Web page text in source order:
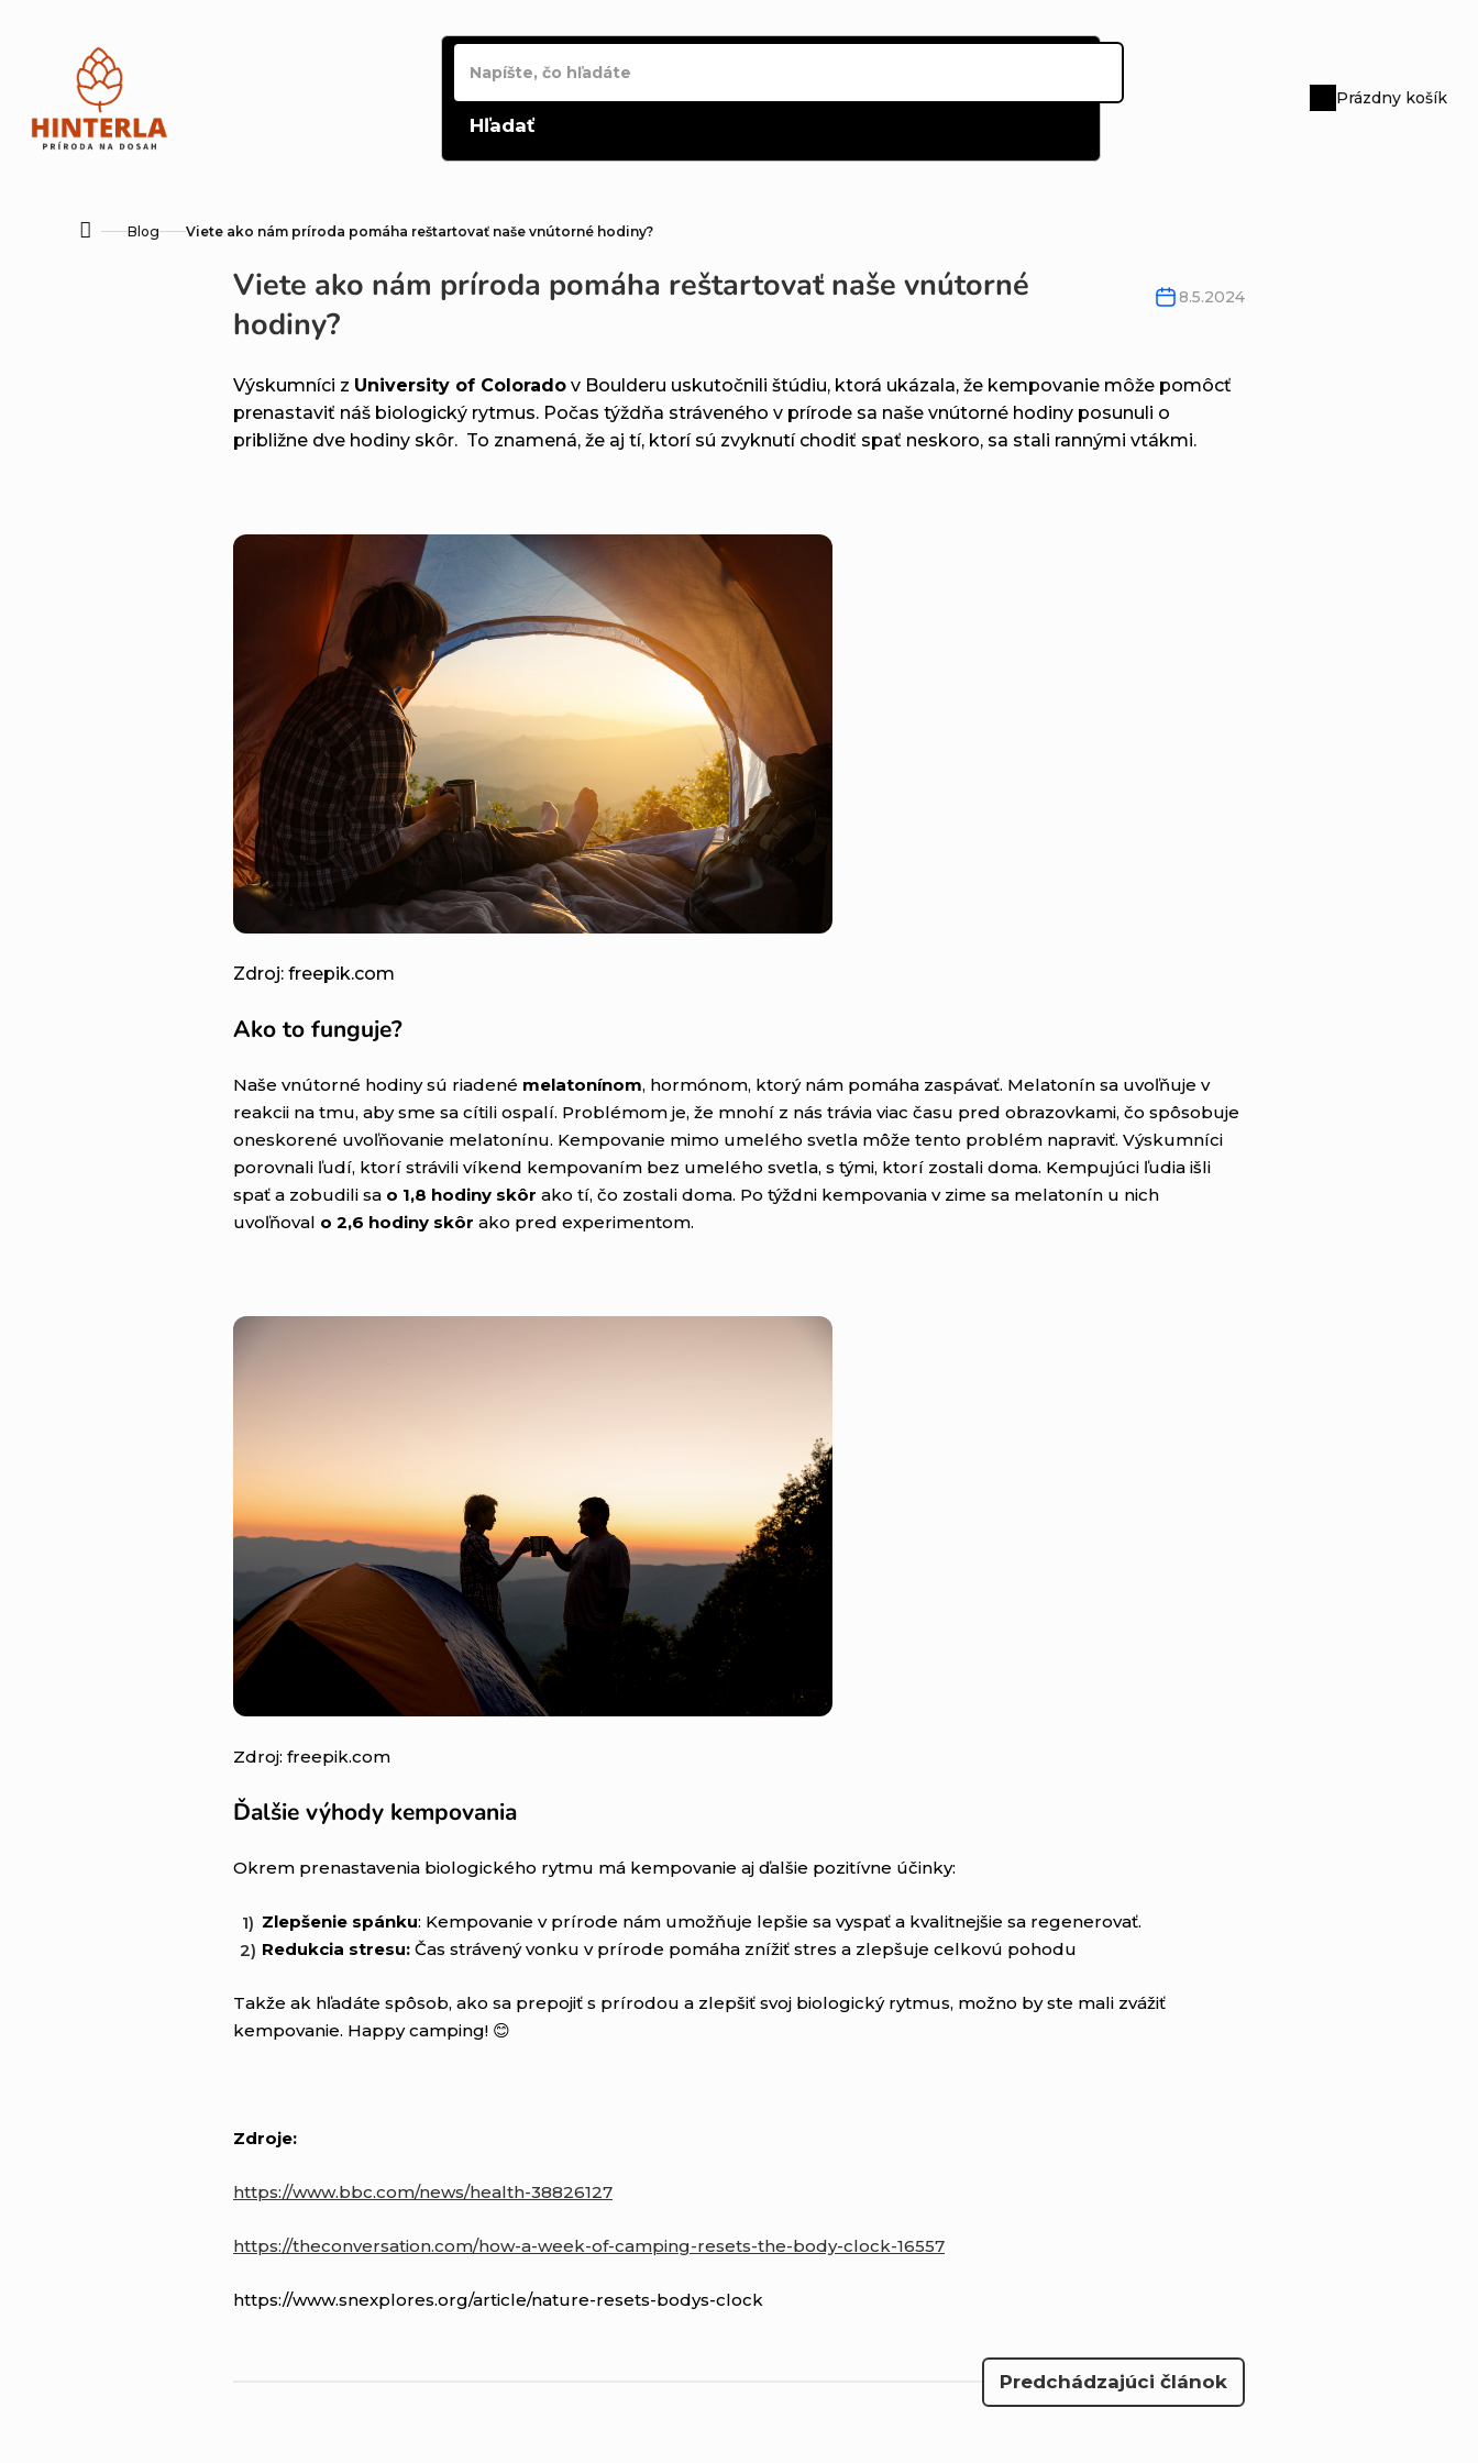
Hľadať
Nákupný
Prázdny košík
Domov
Blog Viete ako nám príroda pomáha reštartovať naše vnútorné hodiny?
Viete ako nám príroda pomáha reštartovať naše vnútorné
hodiny?
8.5.2024
Výskumníci z University of Colorado v Boulderu uskutočnili štúdiu, ktorá ukázala, že kempovanie môže pomôcť
prenastaviť náš biologický rytmus. Počas týždňa stráveného v prírode sa naše vnútorné hodiny posunuli o
približne dve hodiny skôr. To znamená, že aj tí, ktorí sú zvyknutí chodiť spať neskoro, sa stali rannými vtákmi.
Zdroj: freepik.com
Ako to funguje?
Naše vnútorné hodiny sú riadené melatonínom, hormónom, ktorý nám pomáha zaspávať. Melatonín sa uvoľňuje v
reakcii na tmu, aby sme sa cítili ospalí. Problémom je, že mnohí z nás trávia viac času pred obrazovkami, čo spôsobuje
oneskorené uvoľňovanie melatonínu. Kempovanie mimo umelého svetla môže tento problém napraviť. Výskumníci
porovnali ľudí, ktorí strávili víkend kempovaním bez umelého svetla, s tými, ktorí zostali doma. Kempujúci ľudia išli
spať a zobudili sa o 1,8 hodiny skôr ako tí, čo zostali doma. Po týždni kempovania v zime sa melatonín u nich
uvoľňoval o 2,6 hodiny skôr ako pred experimentom.
Zdroj: freepik.com
Ďalšie výhody kempovania
Okrem prenastavenia biologického rytmu má kempovanie aj ďalšie pozitívne účinky:
Zlepšenie spánku: Kempovanie v prírode nám umožňuje lepšie sa vyspať a kvalitnejšie sa regenerovať.
Redukcia stresu: Čas strávený vonku v prírode pomáha znížiť stres a zlepšuje celkovú pohodu
Takže ak hľadáte spôsob, ako sa prepojiť s prírodou a zlepšiť svoj biologický rytmus, možno by ste mali zvážiť
kempovanie. Happy camping! 😊
Zdroje:
https://www.bbc.com/news/health-38826127
https://theconversation.com/how-a-week-of-camping-resets-the-body-clock-16557
https://www.snexplores.org/article/nature-resets-bodys-clock
Predchádzajúci článok